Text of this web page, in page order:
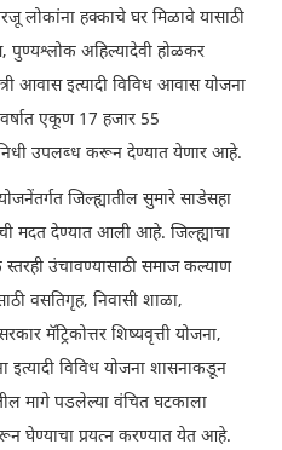
लोकांना हक्काचे घर मिळावे यासाठी
पुण्यश्लोक अहिल्यादेवी होळकर
आवास इत्यादी विविध आवास योजना
एकूण 17 हजार 55
उपलब्ध करून देण्यात येणार आहे.
जिल्ह्यातील सुमारे साडेसहा
मदत देण्यात आली आहे. जिल्ह्याचा
स्तरही उंचावण्यासाठी समाज कल्याण
वसतिगृह, निवासी शाळा,
मॅट्रिकोत्तर शिष्यवृत्ती योजना,
इत्यादी विविध योजना शासनाकडून
मागे पडलेल्या वंचित घटकाला
घेण्याचा प्रयत्न करण्यात येत आहे.